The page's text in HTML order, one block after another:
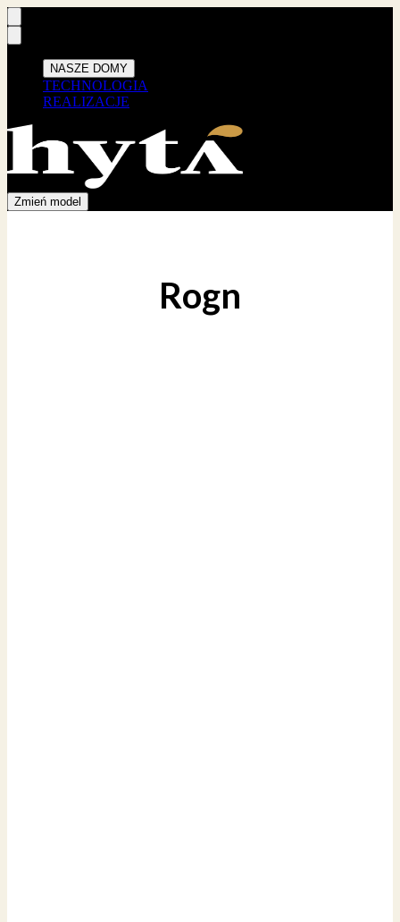
NASZE DOMY
TECHNOLOGIA
REALIZACJE
Zmień model
Rogn